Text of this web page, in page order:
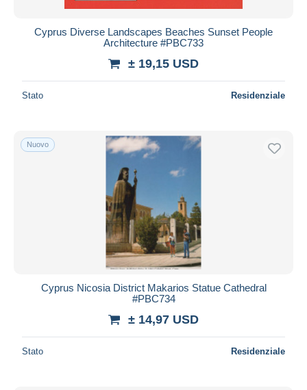
Cyprus Diverse Landscapes Beaches Sunset People
Architecture #PBC733
± 19,15 USD
Stato Residenziale
Nuovo
Cyprus Nicosia District Makarios Statue Cathedral
#PBC734
± 14,97 USD
Stato Residenziale